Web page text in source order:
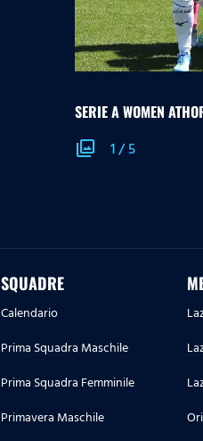
SERIE A WOMEN
photo_library 1/5
SQUADRE
Calendario
Prima Squadra Maschile
Prima Squadra Femminile
Primavera Maschile